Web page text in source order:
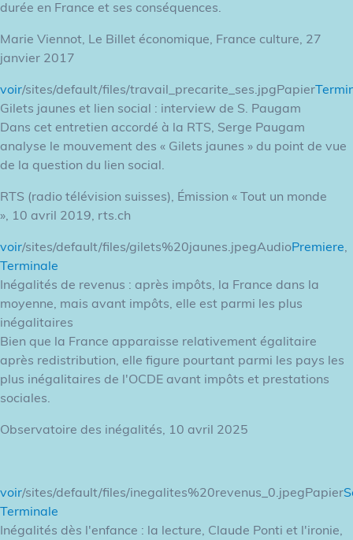
durée en France et ses conséquences.
Marie Viennot, Le Billet économique, France culture, 27
janvier 2017
voir/sites/default/files/travail_precarite_ses.jpgPapier
Gilets jaunes et lien social : interview de S. Paugam
Dans cet entretien accordé à la RTS, Serge Paugam
analyse le mouvement des « Gilets jaunes » du point de vue
de la question du lien social.
RTS (radio télévision suisses), Émission « Tout un monde
», 10 avril 2019, rts.ch
voir/sites/default/files/gilets%20jaunes.jpegAudioPremiere,
Terminale
Inégalités de revenus : après impôts, la France dans la
moyenne, mais avant impôts, elle est parmi les plus
inégalitaires
Bien que la France apparaisse relativement égalitaire
après redistribution, elle figure pourtant parmi les pays les
plus inégalitaires de l'OCDE avant impôts et prestations
sociales.
Observatoire des inégalités, 10 avril 2025
voir/sites/default/files/inegalites%20revenus_0.jpegPapier
Terminale
Inégalités dès l'enfance : la lecture, Claude Ponti et l'ironie,